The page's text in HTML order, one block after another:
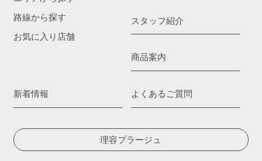
路線から探す
お気に入り店舗
スタッフ紹介
商品案内
新着情報 よくあるご質問
理容プラージュ